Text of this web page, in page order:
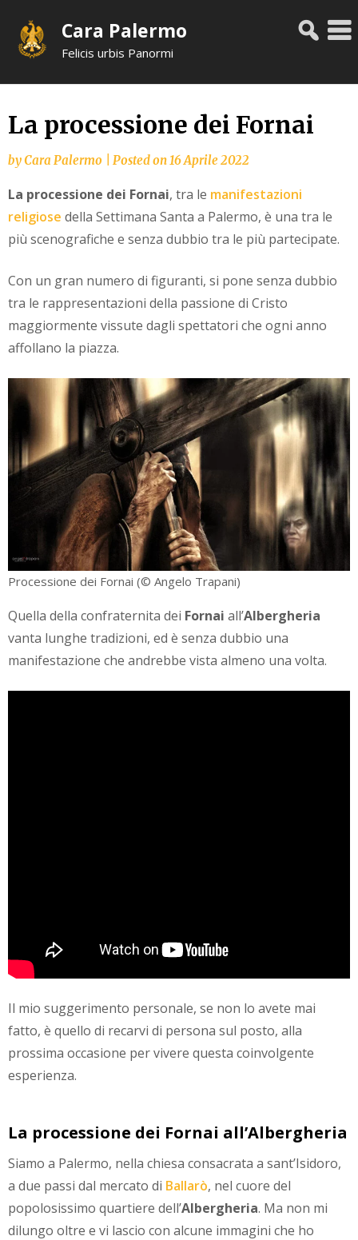
content
Cara Palermo
Felicis urbis Panormi
La processione dei Fornai
byCara Palermo Posted on16 Aprile 2022
La processione dei Fornai, tra le manifestazioni
religiose della Settimana Santa a Palermo, è una tra le
più scenografiche e senza dubbio tra le più partecipate.
Con un gran numero di figuranti, si pone senza dubbio
tra le rappresentazioni della passione di Cristo
maggiormente vissute dagli spettatori che ogni anno
affollano la piazza.
Processione dei Fornai (© Angelo Trapani)
Quella della confraternita dei Fornai all’Albergheria
vanta lunghe tradizioni, ed è senza dubbio una
manifestazione che andrebbe vista almeno una volta.
Il mio suggerimento personale, se non lo avete mai
fatto, è quello di recarvi di persona sul posto, alla
prossima occasione per vivere questa coinvolgente
esperienza.
La processione dei Fornai all’Albergheria
Siamo a Palermo, nella chiesa consacrata a sant’Isidoro,
a due passi dal mercato di Ballarò, nel cuore del
popolosissimo quartiere dell’Albergheria. Ma non mi
dilungo oltre e vi lascio con alcune immagini che ho